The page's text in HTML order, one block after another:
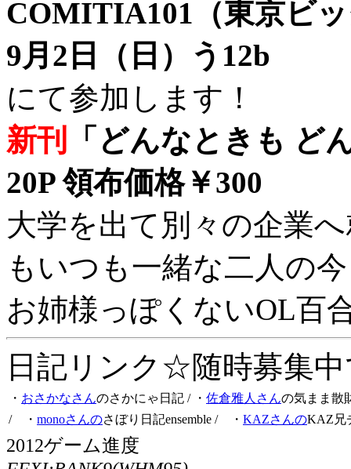
COMITIA101（東京ビ
9月2日（日）う12b
にて参加します！
新刊
「どんなときも ど
20P 領布価格￥300
大学を出て別々の企業
もいつも一緒な二人の
お姉様っぽくないOL百
日記リンク☆随時募集
・ おさかなさんのさかにゃ日記 / ・ 佐倉雅人さんの気まま散
/ ・ monoさんのさぼり日記ensemble / ・ KAZさんのKAZ兄
2012ゲーム進度